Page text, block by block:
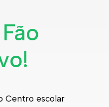
Centro escolar